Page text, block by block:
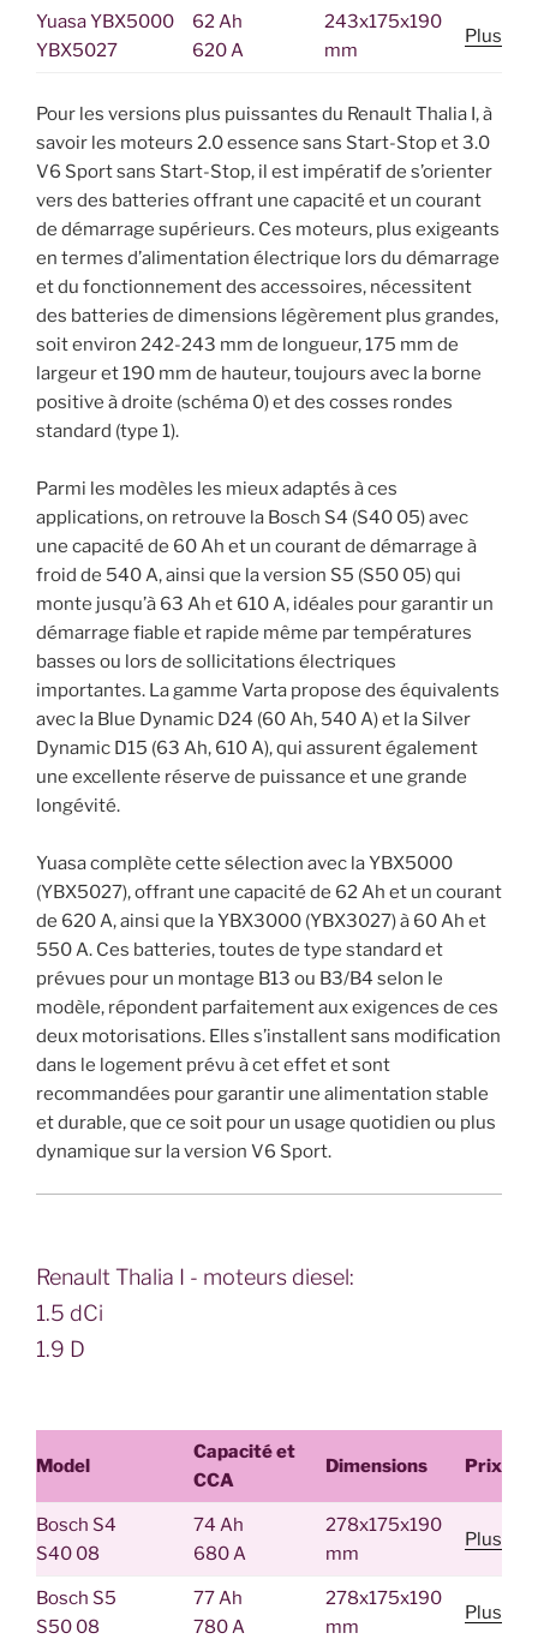
Yuasa YBX5000
YBX5027
62 Ah
620 A
243x175x190
mm
Plus
Pour les versions plus puissantes du Renault Thalia I, à
savoir les moteurs 2.0 essence sans Start-Stop et 3.0
V6 Sport sans Start-Stop, il est impératif de s’orienter
vers des batteries offrant une capacité et un courant
de démarrage supérieurs. Ces moteurs, plus exigeants
en termes d’alimentation électrique lors du démarrage
et du fonctionnement des accessoires, nécessitent
des batteries de dimensions légèrement plus grandes,
soit environ 242-243 mm de longueur, 175 mm de
largeur et 190 mm de hauteur, toujours avec la borne
positive à droite (schéma 0) et des cosses rondes
standard (type 1).
Parmi les modèles les mieux adaptés à ces
applications, on retrouve la Bosch S4 (S40 05) avec
une capacité de 60 Ah et un courant de démarrage à
froid de 540 A, ainsi que la version S5 (S50 05) qui
monte jusqu’à 63 Ah et 610 A, idéales pour garantir un
démarrage fiable et rapide même par températures
basses ou lors de sollicitations électriques
importantes. La gamme Varta propose des équivalents
avec la Blue Dynamic D24 (60 Ah, 540 A) et la Silver
Dynamic D15 (63 Ah, 610 A), qui assurent également
une excellente réserve de puissance et une grande
longévité.
Yuasa complète cette sélection avec la YBX5000
(YBX5027), offrant une capacité de 62 Ah et un courant
de 620 A, ainsi que la YBX3000 (YBX3027) à 60 Ah et
550 A. Ces batteries, toutes de type standard et
prévues pour un montage B13 ou B3/B4 selon le
modèle, répondent parfaitement aux exigences de ces
deux motorisations. Elles s’installent sans modification
dans le logement prévu à cet effet et sont
recommandées pour garantir une alimentation stable
et durable, que ce soit pour un usage quotidien ou plus
dynamique sur la version V6 Sport.
Renault Thalia I - moteurs diesel:
1.5 dCi
1.9 D
Model
Capacité et
CCA
Dimensions Prix
Bosch S4
S40 08
74 Ah
680 A
278x175x190
mm
Plus
Bosch S5
S50 08
77 Ah
780 A
278x175x190
mm
Plus